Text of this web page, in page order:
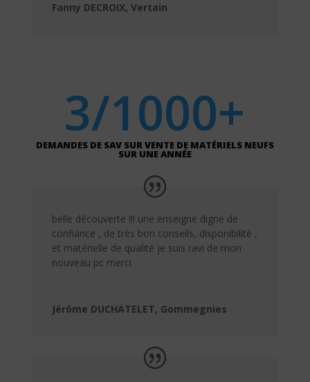
Fanny DECROIX, Vertain
3/1000+
DEMANDES DE SAV SUR VENTE DE MATÉRIELS NEUFS
SUR UNE ANNÉE
belle découverte !!! une enseigne digne de
confiance , de très bon conseils, disponibilité ,
et matérielle de qualité je suis ravi de mon
nouveau pc merci
Jérôme DUCHATELET, Gommegnies